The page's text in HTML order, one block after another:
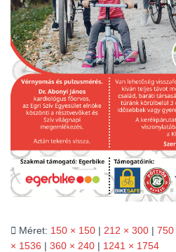
Méret: 150 × 150 | 212 × 300 | 750
× 1536 | 360 × 240 | 1241 × 1754